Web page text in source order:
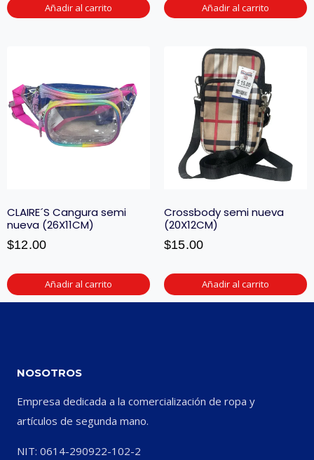
Añadir al carrito Añadir al carrito
CLAIRE´S Cangura semi
nueva (26X11CM)
$12.00
Añadir al carrito
Crossbody semi nueva
(20X12CM)
$15.00
Añadir al carrito
NOSOTROS
Empresa dedicada a la comercialización de ropa y
artículos de segunda mano.
NIT: 0614-290922-102-2